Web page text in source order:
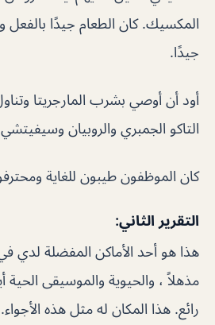
المكسيك. كان الطعام جيدًا بالفعل
جيدًا.
أود أن أوصي بشرب المارجريتا
التاكو الجمبري والروبيان
كان الموظفون طيبون للغاية
التقرير الثاني:
هذا هو أحد الأماكن المفضلة لدي
مذهلاً ، والحيوية والموسيقى
رائع. هذا المكان له مثل هذه